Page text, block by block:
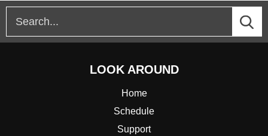
LOOK AROUND
Home
Schedule
Support